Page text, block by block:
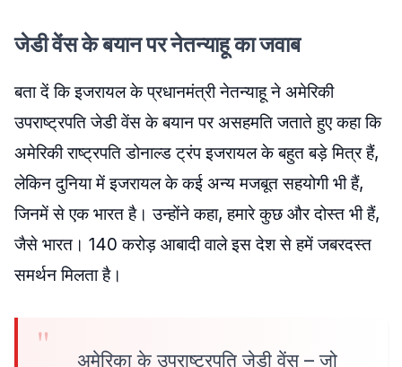
जेडी वेंस के बयान पर नेतन्याहू का जवाब
बता दें कि इजरायल के प्रधानमंत्री नेतन्याहू ने अमेरिकी
उपराष्ट्रपति जेडी वेंस के बयान पर असहमति जताते हुए कहा कि
अमेरिकी राष्ट्रपति डोनाल्ड ट्रंप इजरायल के बहुत बड़े मित्र हैं,
लेकिन दुनिया में इजरायल के कई अन्य मजबूत सहयोगी भी हैं,
जिनमें से एक भारत है। उन्होंने कहा, हमारे कुछ और दोस्त भी हैं,
जैसे भारत। 140 करोड़ आबादी वाले इस देश से हमें जबरदस्त
समर्थन मिलता है।
अमेरिका के उपराष्ट्रपति जेडी वेंस – जो